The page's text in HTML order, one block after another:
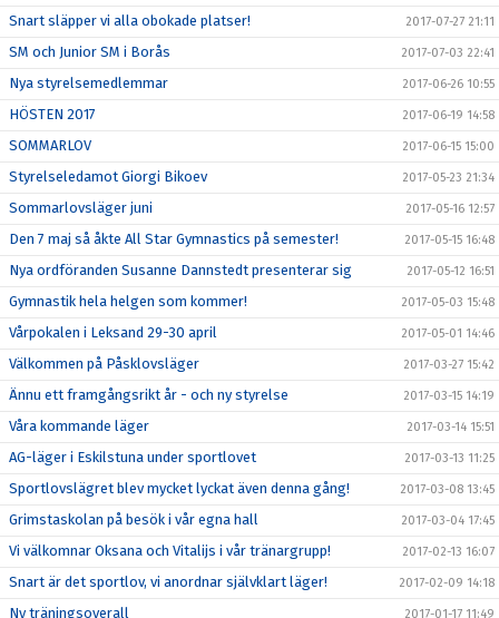
Snart släpper vi alla obokade platser! 2017-07-27 21:11
SM och Junior SM i Borås 2017-07-03 22:41
Nya styrelsemedlemmar 2017-06-26 10:55
HÖSTEN 2017 2017-06-19 14:58
SOMMARLOV 2017-06-15 15:00
Styrelseledamot Giorgi Bikoev 2017-05-23 21:34
Sommarlovsläger juni 2017-05-16 12:57
Den 7 maj så åkte All Star Gymnastics på semester! 2017-05-15 16:48
Nya ordföranden Susanne Dannstedt presenterar sig 2017-05-12 16:51
Gymnastik hela helgen som kommer! 2017-05-03 15:48
Vårpokalen i Leksand 29-30 april 2017-05-01 14:46
Välkommen på Påsklovsläger 2017-03-27 15:42
Ännu ett framgångsrikt år - och ny styrelse 2017-03-15 14:19
Våra kommande läger 2017-03-14 15:51
AG-läger i Eskilstuna under sportlovet 2017-03-13 11:25
Sportlovslägret blev mycket lyckat även denna gång! 2017-03-08 13:45
Grimstaskolan på besök i vår egna hall 2017-03-04 17:45
Vi välkomnar Oksana och Vitalijs i vår tränargrupp! 2017-02-13 16:07
Snart är det sportlov, vi anordnar självklart läger! 2017-02-09 14:18
Ny träningsoverall 2017-01-17 11:49